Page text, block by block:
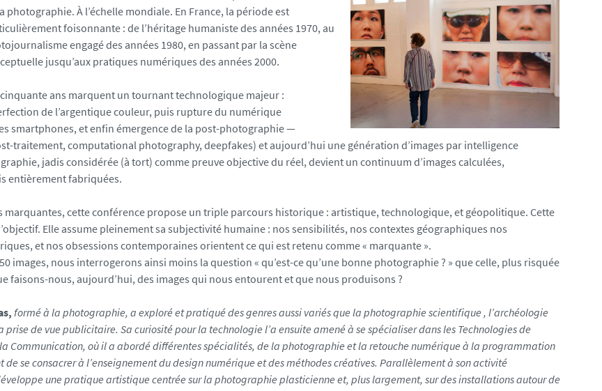
photographie. À l’échelle mondiale. En France, la période est
foisonnante : de l’héritage humaniste des années 1970, au
engagé des années 1980, en passant par la scène
jusqu’aux pratiques numériques des années 2000.
ans marquent un tournant technologique majeur :
de l’argentique couleur, puis rupture du numérique
smartphones, et enfin émergence de la post-photographie —
traitement, computational photography, deepfakes) et aujourd’hui une génération d’images par intelligence
jadis considérée (à tort) comme preuve objective du réel, devient un continuum d’images calculées,
entièrement fabriquées.
marquantes, cette conférence propose un triple parcours historique : artistique, technologique, et géopolitique. Cette
Elle assume pleinement sa subjectivité humaine : nos sensibilités, nos contextes géographiques nos
et nos obsessions contemporaines orientent ce qui est retenu comme « marquante ».
images, nous interrogerons ainsi moins la question « qu’est-ce qu’une bonne photographie ? » que celle, plus risquée
faisons-nous, aujourd’hui, des images qui nous entourent et que nous produisons ?
formé à la photographie, a exploré et pratiqué des genres aussi variés que la photographie scientifique , l’archéologie
prise de vue publicitaire. Sa curiosité pour la technologie l’a ensuite amené à se spécialiser dans les Technologies de
Communication, où il a abordé différentes spécialités, de la photographie et la retouche numérique à la programmation
se consacrer à l’enseignement du design numérique et des méthodes créatives. Parallèlement à son activité
une pratique artistique centrée sur la photographie plasticienne et, plus largement, sur des installations autour de